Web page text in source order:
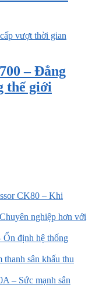
– Đẳng
thế giới
CK80 – Khi
nghiệp hơn với
định hệ thống
sân khấu thu
– Sức mạnh sân